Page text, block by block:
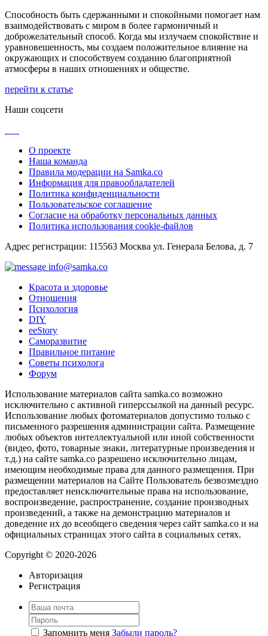
Способность быть сдержанными и спокойными помогает нам
взаимодействовать с миром в более гармоничный и
доброжелательный способ. Когда мы излучаем спокойствие и
уравновешенность, мы создаем положительное влияние на
окружающих и способствуем созданию благоприятной
атмосферы в наших отношениях и обществе.
перейти к статье
Наши соцсети
О проекте
Наша команда
Правила модерации на Samka.co
Информация для правообладателей
Политика конфиденциальности
Пользовательское соглашение
Согласие на обработку персональных данных
Политика использования cookie-файлов
Адрес регистрации: 115563 Москва ул. Генерала Белова, д. 7
info@samka.co
Красота и здоровье
Отношения
Психология
DIY
ееStory
Саморазвитие
Правильное питание
Советы психолога
Форум
Использование материалов сайта samka.co возможно
исключительно с активной гиперссылкой на данный ресурс.
Использование любых фотоматериалов допустимо только с
письменного разрешения администрации сайта. Размещение
любых объектов интеллектуальной или иной собственности
(видео, фото, товарные знаки, литературные произведения и
т.д.) на сайте samka.co разрешено исключительно лицам,
имеющим необходимые права для данного размещения. При
размещении материалов на Сайте Пользователь безвозмездно
предоставляет неисключительные права на использование,
воспроизведение, распространение, создание производных
произведений, а также на демонстрацию материалов и
доведение их до всеобщего сведения через сайт samka.co и на
официальных страницах этого сайта в социальных сетях.
Copyright © 2020-2026
Авторизация
Регистрация
Запомнить меня Забыли пароль?